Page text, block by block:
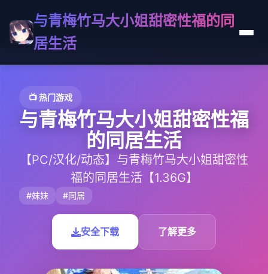
与青梅竹马大小姐甜密性福的同
居生活
📺 热门游戏
与青梅竹马大小姐甜密性福
的同居生活
【PC/汉化/动态】与青梅竹马大小姐甜密性
福的同居生活【1.36G】
#妹妹 #同居
安全下载 了解更多